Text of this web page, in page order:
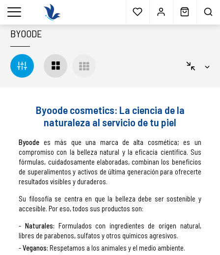
Envío gratisa partir 40€* Muestras gratis Blog
menu
BYOODE
Byoode cosmetics: La ciencia de la
naturaleza al servicio de tu piel
Byoode es más que una marca de alta cosmética; es un
compromiso con la belleza natural y la eficacia científica. Sus
fórmulas, cuidadosamente elaboradas, combinan los beneficios
de superalimentos y activos de última generación para ofrecerte
resultados visibles y duraderos.
Su filosofía se centra en que la belleza debe ser sostenible y
accesible. Por eso, todos sus productos son:
Naturales: Formulados con ingredientes de origen natural,
libres de parabenos, sulfatos y otros químicos agresivos.
Veganos: Respetamos a los animales y el medio ambiente.